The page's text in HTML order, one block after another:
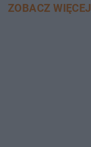
ZOBACZ WIĘCEJ